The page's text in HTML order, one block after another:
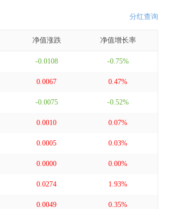
分红查询
净值涨跌 净值增长率
-0.0108 -0.75%
0.0067 0.47%
-0.0075 -0.52%
0.0010 0.07%
0.0005 0.03%
0.0000 0.00%
0.0274 1.93%
0.0049 0.35%